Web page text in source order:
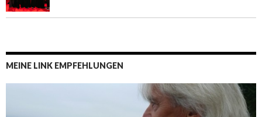
MEINE LINK EMPFEHLUNGEN